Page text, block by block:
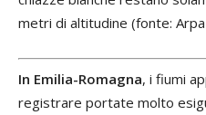
metri di altitudine (fonte:
In Emilia-Romagna, i fiumi
registrare portate molto